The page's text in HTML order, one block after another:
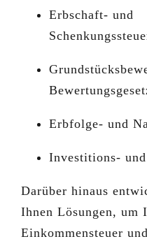
Erbschaft- und
Erbfolge- und
Investitions-
Darüber hinaus
Ihnen Lösungen, um
Einkommensteuer